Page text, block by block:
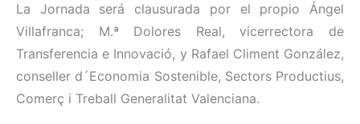
La Jornada será clausurada por el propio Ángel
Villafranca; M.ª Dolores Real, vicerrectora de
Transferencia e Innovació, y Rafael Climent González,
conseller d´Economia Sostenible, Sectors Productius,
Comerç i Treball Generalitat Valenciana.